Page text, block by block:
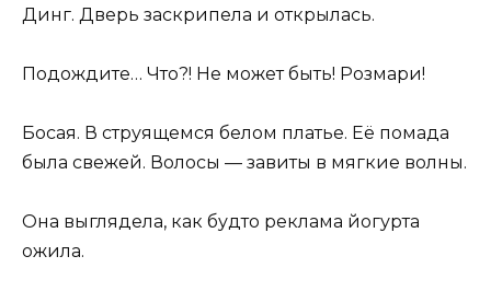
Динг. Дверь заскрипела и открылась.
Подождите… Что?! Не может быть! Розмари!
Босая. В струящемся белом платье. Её помада
была свежей. Волосы — завиты в мягкие волны.
Она выглядела, как будто реклама йогурта
ожила.